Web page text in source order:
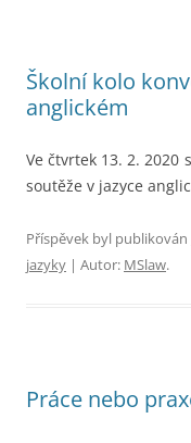
Školní kolo
anglickém
Ve čtvrtek 13. 2. 2020
soutěže v jazyce
Příspěvek byl publikován
jazyky | Autor: MSlaw.
Práce nebo